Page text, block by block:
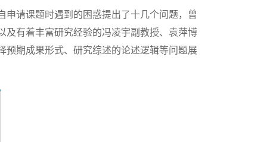
请课题时遇到的困惑提出了十几个问题，曾
及有着丰富研究经验的冯凌宇副教授、袁萍博
预期成果形式、研究综述的论述逻辑等问题展